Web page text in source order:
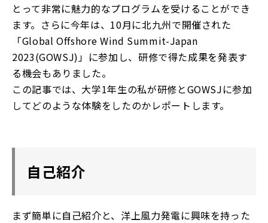
とって非常に魅力的なプログラムを受けることができ
ます。さらに今年は、10月に北九州で開催された
「Global Offshore Wind Summit-Japan
2023(GOWSJ)」に参加し、研修で得た成果を発表す
る機会もありました。
この記事では、大学1年生の私が研修とGOWSJに参加
してどのような体験をしたのかレポートします。
自己紹介
まず簡単に自己紹介と、洋上風力発電に興味を持った